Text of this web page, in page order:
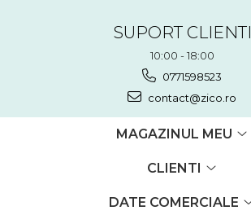
SUPORT CLIENTI
10:00 - 18:00
0771598523
contact@zico.ro
MAGAZINUL MEU
CLIENTI
DATE COMERCIALE